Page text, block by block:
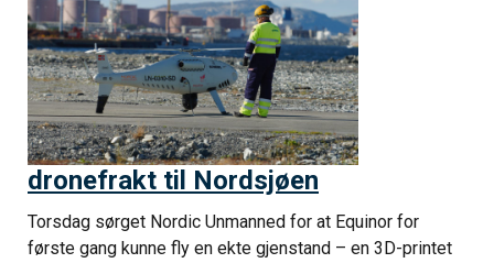
dronefrakt til Nordsjøen
Torsdag sørget Nordic Unmanned for at Equinor for
første gang kunne fly en ekte gjenstand – en 3D-printet